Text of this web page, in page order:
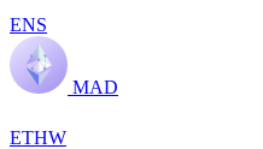
ENS
MAD
ETHW